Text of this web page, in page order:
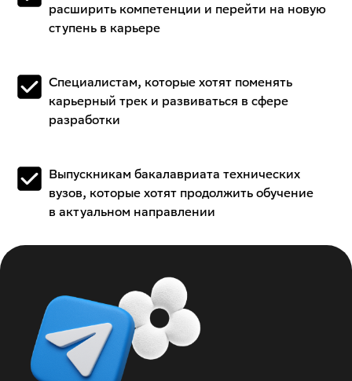
расширить компетенции и перейти на новую
ступень в карьере
Специалистам, которые хотят поменять
карьерный трек и развиваться в сфере
разработки
Выпускникам бакалавриата технических
вузов, которые хотят продолжить обучение
в актуальном направлении